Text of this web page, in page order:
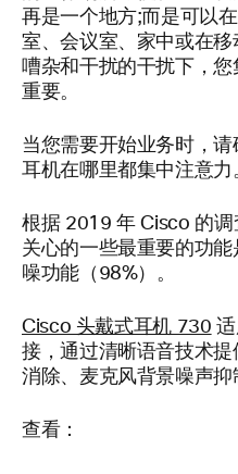
再是一个地方;而是可以
室、会议室、家中或在移
嘈杂和干扰的干扰下，
重要。
当您需要开始业务时，
耳机在哪里都集中注意力
根据 2019 年 Cisco 的
关心的一些最重要的功
噪功能（98%）。
Cisco 头戴式耳机 730
接，通过清晰语音技术
消除、麦克风背景噪声抑
查看：